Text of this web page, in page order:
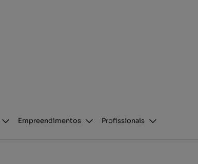
Empreendimentos Profissionais